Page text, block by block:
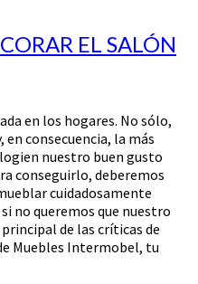
EL SALÓN
en los hogares. No sólo,
en consecuencia, la más
nuestro buen gusto
conseguirlo, deberemos
cuidadosamente
no queremos que nuestro
de las críticas de
Muebles Intermobel, tu